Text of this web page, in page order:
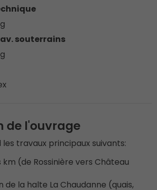
souterrains
de l'ouvrage
travaux principaux suivants:
km (de Rossinière vers Château
de la halte La Chaudanne (quais,